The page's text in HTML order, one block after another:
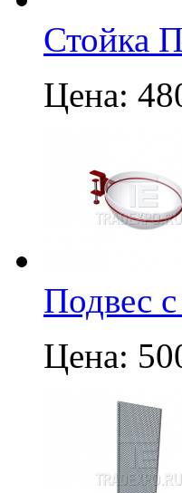
Стойка
Цена:
Подвес
Цена: